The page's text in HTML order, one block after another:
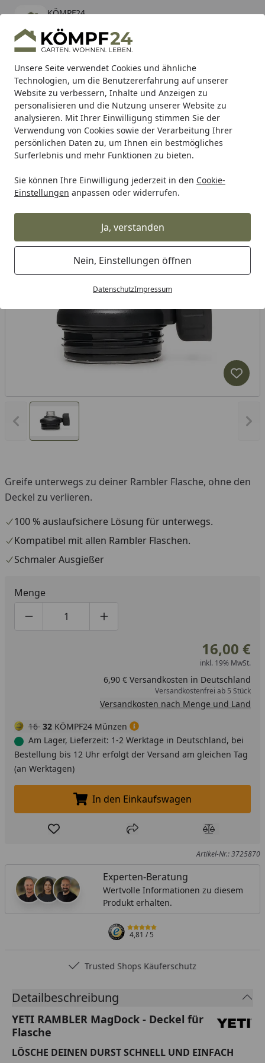
Unsere Seite verwendet Cookies und ähnliche
Technologien, um die Benutzererfahrung auf unserer
Website zu verbessern, Inhalte und Anzeigen zu
personalisieren und die Nutzung unserer Website zu
analysieren. Mit Ihrer Einwilligung stimmen Sie der
Verwendung von Cookies sowie der Verarbeitung Ihrer
persönlichen Daten zu, um Ihnen ein bestmögliches
Surferlebnis und mehr Funktionen zu bieten.
Sie können Ihre Einwilligung jederzeit in den Cookie-
Einstellungen anpassen oder widerrufen.
Ja, verstanden
Nein, Einstellungen öffnen
DatenschutzImpressum
KÖMPF24
kostenlos - Im App Store
Hotline
Alle Produkte
Mein Konto
Suchen
Karibu Pools inkl. gratis Sandfilteranlage & Pool-
Starterset (Gesamtwert bis 468,99€)
Startseite
YETI YETI Getränkebehälter Zubehör für YETI
YETI RAMBLER MagDock - Deckel
Vorheriges Bild anzeigen
Greife unterwegs zu deiner Rambler Flasche, ohne den
Deckel zu verlieren.
100 % auslaufsichere Lösung für unterwegs.
Kompatibel mit allen Rambler Flaschen.
Schmaler Ausgießer
Menge
Produktmenge um eins verringern
Produktmenge manuell eingeben
Produktmenge um eins erhöhen
16,00 €
inkl. 19% MwSt.
6,90 € Versandkosten in Deutschland
Versandkostenfrei ab 5 Stück
Versandkosten nach Menge und Land
16 32 KÖMPF24 Münzen
Am Lager, Lieferzeit: 1-2 Werktage in Deutschland, bei
Bestellung bis 12 Uhr erfolgt der Versand am gleichen Tag
(an Werktagen)
In den Einkaufswagen legen
In den Einkaufswagen
Produkt zur Wunschliste hinzufügen
Teilen Produkt
Artikel-Nr.: 3725870
Experten-Beratung
Wertvolle Informationen zu diesem
Produkt erhalten.
4,81/ 5
Trusted Shops Käuferschutz
Detailbeschreibung
YETI RAMBLER MagDock - Deckel für
Flasche
LÖSCHE DEINEN DURST SCHNELL UND EINFACH